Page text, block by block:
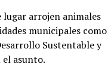
lugar arrojen animales
municipales como
Sustentable y
asunto.